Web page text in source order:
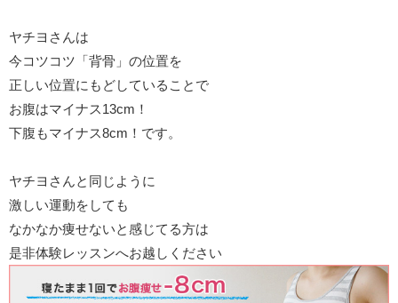
ヤチヨさんは
今コツコツ「背骨」の位置を
正しい位置にもどしていることで
お腹はマイナス13cm！
下腹もマイナス8cm！です。
ヤチヨさんと同じように
激しい運動をしても
なかなか痩せないと感じてる方は
是非体験レッスンへお越しください